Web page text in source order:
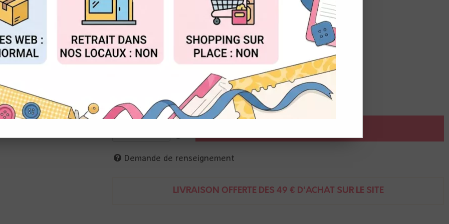
Réf. :TSO64817
Ranger
Encre couvrante, permet de créer des fonds même sur papier foncé.
Missibles entre elles, réactive à l'eau.
Demande de renseignement
LIVRAISON OFFERTE DÈS 49 € D'ACHAT SUR LE SITE
ACCEPTER TOUT